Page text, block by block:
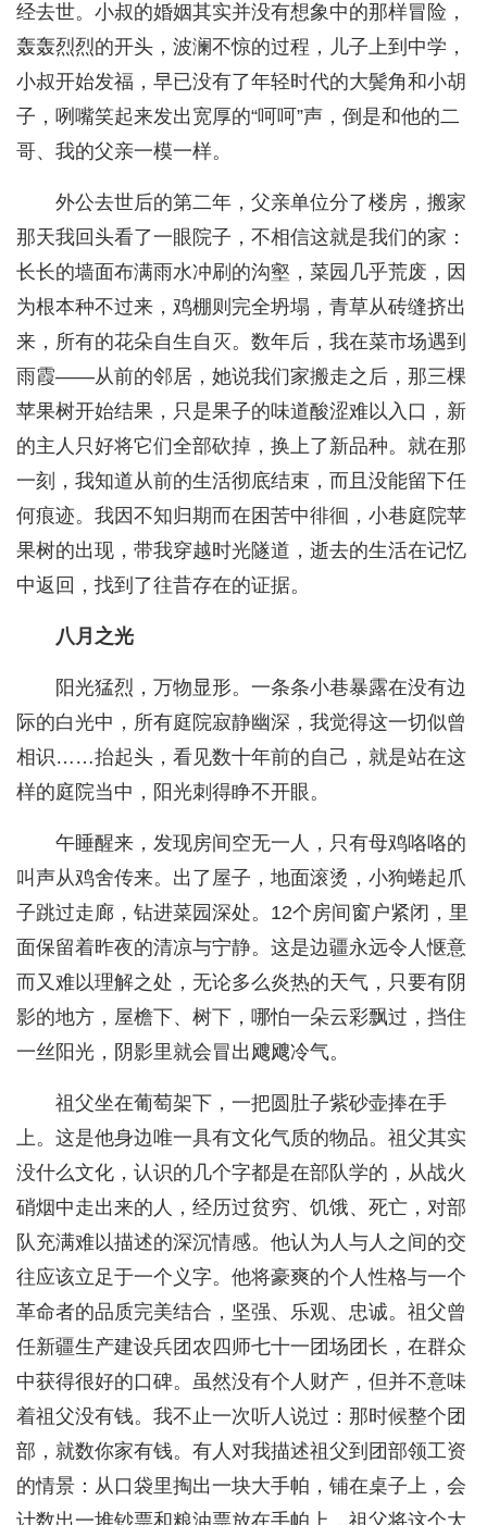
经去世。小叔的婚姻其实并没有想象中的那样冒险，
轰轰烈烈的开头，波澜不惊的过程，儿子上到中学，
小叔开始发福，早已没有了年轻时代的大鬓角和小胡
子，咧嘴笑起来发出宽厚的“呵呵”声，倒是和他的二
哥、我的父亲一模一样。
外公去世后的第二年，父亲单位分了楼房，搬家
那天我回头看了一眼院子，不相信这就是我们的家：
长长的墙面布满雨水冲刷的沟壑，菜园几乎荒废，因
为根本种不过来，鸡棚则完全坍塌，青草从砖缝挤出
来，所有的花朵自生自灭。数年后，我在菜市场遇到
雨霞——从前的邻居，她说我们家搬走之后，那三棵
苹果树开始结果，只是果子的味道酸涩难以入口，新
的主人只好将它们全部砍掉，换上了新品种。就在那
一刻，我知道从前的生活彻底结束，而且没能留下任
何痕迹。我因不知归期而在困苦中徘徊，小巷庭院苹
果树的出现，带我穿越时光隧道，逝去的生活在记忆
中返回，找到了往昔存在的证据。
八月之光
阳光猛烈，万物显形。一条条小巷暴露在没有边
际的白光中，所有庭院寂静幽深，我觉得这一切似曾
相识……抬起头，看见数十年前的自己，就是站在这
样的庭院当中，阳光刺得睁不开眼。
午睡醒来，发现房间空无一人，只有母鸡咯咯的
叫声从鸡舍传来。出了屋子，地面滚烫，小狗蜷起爪
子跳过走廊，钻进菜园深处。12个房间窗户紧闭，里
面保留着昨夜的清凉与宁静。这是边疆永远令人惬意
而又难以理解之处，无论多么炎热的天气，只要有阴
影的地方，屋檐下、树下，哪怕一朵云彩飘过，挡住
一丝阳光，阴影里就会冒出飕飕冷气。
祖父坐在葡萄架下，一把圆肚子紫砂壶捧在手
上。这是他身边唯一具有文化气质的物品。祖父其实
没什么文化，认识的几个字都是在部队学的，从战火
硝烟中走出来的人，经历过贫穷、饥饿、死亡，对部
队充满难以描述的深沉情感。他认为人与人之间的交
往应该立足于一个义字。他将豪爽的个人性格与一个
革命者的品质完美结合，坚强、乐观、忠诚。祖父曾
任新疆生产建设兵团农四师七十一团场团长，在群众
中获得很好的口碑。虽然没有个人财产，但并不意味
着祖父没有钱。我不止一次听人说过：那时候整个团
部，就数你家有钱。有人对我描述祖父到团部领工资
的情景：从口袋里掏出一块大手帕，铺在桌子上，会